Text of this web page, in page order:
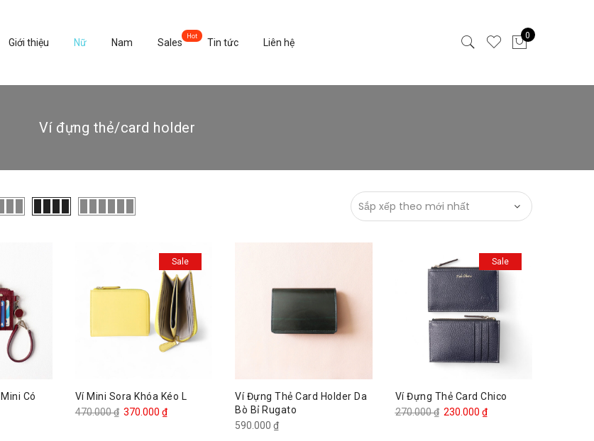
Giới thiệu Nữ Nam Sales Tin tức Liên hệ
0
Ví đựng thẻ/card holder
Có
Sale
Ví Mini Sora Khóa Kéo L
470.000₫ Giá
370.000 ₫Giá
Ví Đựng Thẻ Card Holder Da
Bò Bỉ Rugato
590.000₫
Sale
Ví Đựng Thẻ Card Chico
270.000₫ Giá
230.000 ₫Giá